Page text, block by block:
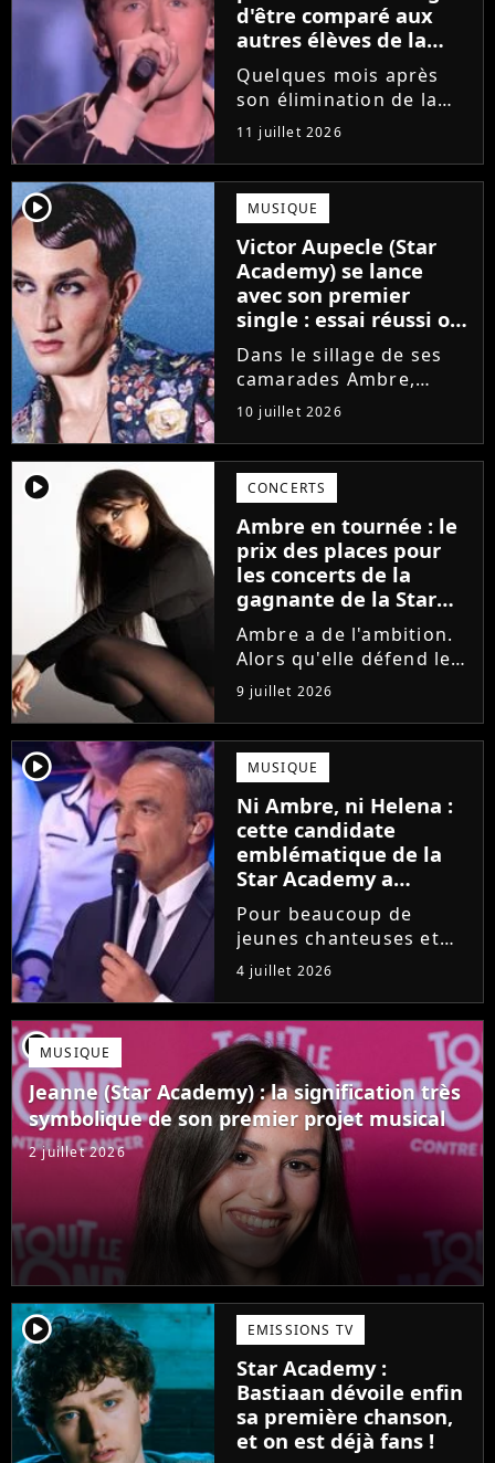
d'être comparé aux
autres élèves de la
Star Academy
Quelques mois après
son élimination de la
Star Academy, Bastiaan
tente de lancer sa
carrière dans la
musique. Et pour ça, le
chanteur a récemment
dévoilé "Château", son
premier single....
11 juillet 2026
player2 MUSIQUE
Victor Aupecle (Star
Academy) se lance
avec son premier
single : essai réussi ou
manqué ? Voici notre
avis !
Dans le sillage de ses
camarades Ambre,
Bastiaan ou Melissa,
Victor Aupecle lance
son projet musical ce
vendredi 10 juillet avec
la parution du single Je
fais de mon mieux. Le
demi-finaliste...
10 juillet 2026
player2 CONCERTS
Ambre en tournée : le
prix des places pour
les concerts de la
gagnante de la Star
Academy !
Ambre a de l'ambition.
Alors qu'elle défend le
single J'me demande et
qu'elle prépare son
premier album, la
gagnante de la dernière
saison de la Star
Academy annonce les
dates de sa...
9 juillet 2026
player2 MUSIQUE
Ni Ambre, ni Helena :
cette candidate
emblématique de la
Star Academy a
souffert après
l'émission, "J'étais
traitée de potiche"
Pour beaucoup de
jeunes chanteuses et
chanteurs, la Star
Academy est un rêve.
Mais comme l'a rappelé
une ancienne gagnante,
l'émission de TF1 n'est
pas toujours simple à
vivre.
4 juillet 2026
player2MUSIQUE
Jeanne (Star Academy) : la signification très
symbolique de son premier projet musical
2 juillet 2026
player2 EMISSIONS TV
Star Academy :
Bastiaan dévoile enfin
sa première chanson,
et on est déjà fans !